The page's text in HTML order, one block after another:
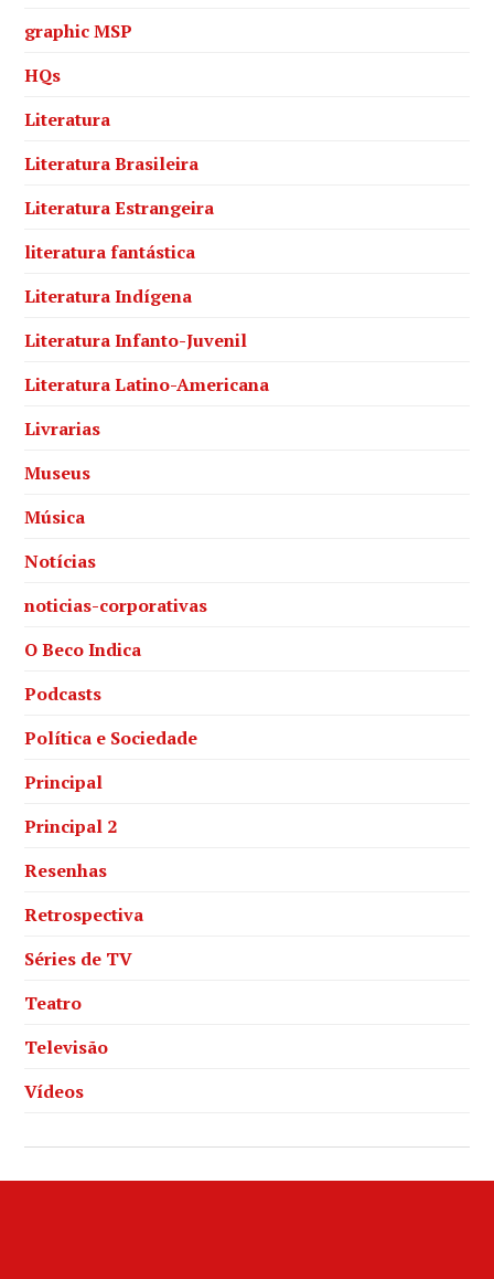
graphic MSP
HQs
Literatura
Literatura Brasileira
Literatura Estrangeira
literatura fantástica
Literatura Indígena
Literatura Infanto-Juvenil
Literatura Latino-Americana
Livrarias
Museus
Música
Notícias
noticias-corporativas
O Beco Indica
Podcasts
Política e Sociedade
Principal
Principal 2
Resenhas
Retrospectiva
Séries de TV
Teatro
Televisão
Vídeos